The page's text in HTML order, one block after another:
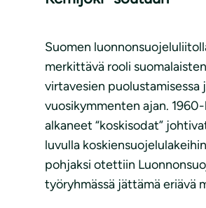
Suomen
merkittävä rooli suomalaisten
virtavesien puolustamisessa
vuosikymmenten ajan.
alkaneet “koskisodat”
luvulla
pohjaksi otettiin
työryhmässä jättämä eriävä